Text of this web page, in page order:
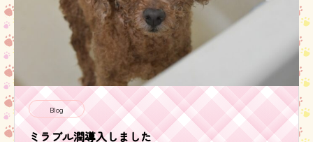
Blog
ミラブル潤導入しました